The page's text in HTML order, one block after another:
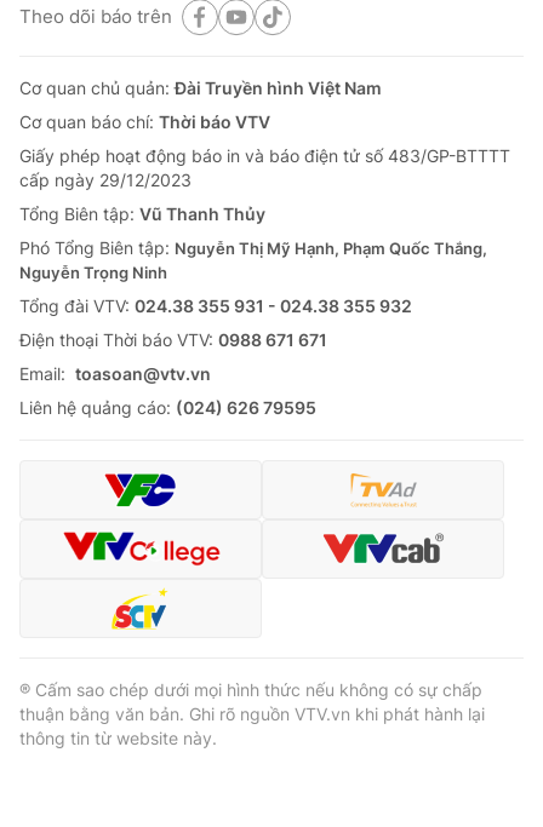
Theo dõi báo trên
Cơ quan chủ quản:Đài Truyền hình Việt Nam
Cơ quan báo chí: Thời báo VTV
Giấy phép hoạt động báo in và báo điện tử số 483/GP-BTTTT
cấp ngày 29/12/2023
Tổng Biên tập: Vũ Thanh Thủy
Phó Tổng Biên tập: Nguyễn Thị Mỹ Hạnh, Phạm Quốc Thắng,
Nguyễn Trọng Ninh
Tổng đài VTV: 024.38 355 931 - 024.38 355 932
Ðiện thoại Thời báo VTV: 0988 671 671
Email: toasoan@vtv.vn
Liên hệ quảng cáo: (024) 626 79595
® Cấm sao chép dưới mọi hình thức nếu không có sự chấp
thuận bằng văn bản. Ghi rõ nguồn VTV.vn khi phát hành lại
thông tin từ website này.